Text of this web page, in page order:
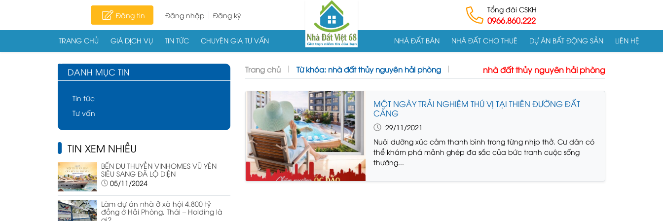
Đăng tin Đăng nhập Đăng ký
Tổng đài CSKH
0966.860.222
TRANG CHỦ GIÁ DỊCH VỤ TIN TỨC CHUYÊN GIA TƯ VẤN NHÀ ĐẤT BÁN NHÀ ĐẤT CHO THUÊ DỰ ÁN BẤT ĐỘNG SẢN LIÊN HỆ
DANH MỤC TIN
Tin tức
Tư vấn
TIN XEM NHIỀU
BẾN DU THUYỀN VINHOMES VŨ YÊN
SIÊU SANG ĐÃ LỘ DIỆN
05/11/2024
Làm dự án nhà ở xã hội 4.800 tỷ
đồng ở Hải Phòng, Thái – Holding là
Trang chủ Từ khóa: nhà đất thủy nguyên hải phòng nhà đất thủy nguyên hải phòng
MỘT NGÀY TRẢI NGHIỆM THÚ VỊ TẠI THIÊN ĐƯỜNG ĐẤT
CẢNG
29/11/2021
Nuôi dưỡng xúc cảm thanh bình trong từng nhịp thở. Cư dân có
thể khám phá mảnh ghép đa sắc của bức tranh cuộc sống
thường...